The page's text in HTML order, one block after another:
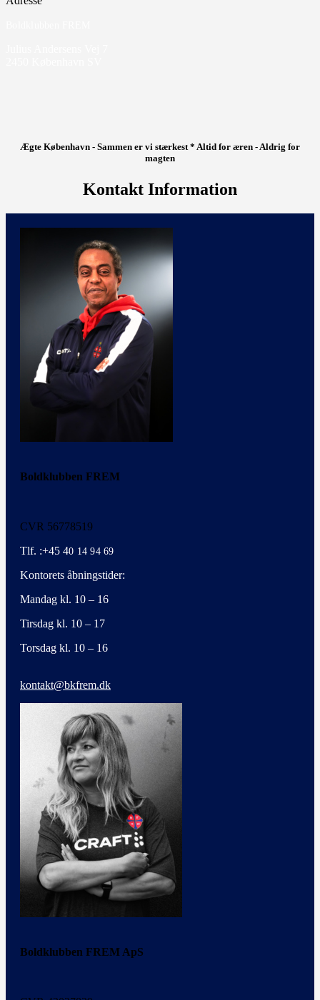
Ægte København - Sammen er vi stærkest * Altid for æren - Aldrig for
magten
Kontakt Information
Boldklubben FREM
CVR 56778519
Tlf. :+45 40 14 94 69
Kontorets åbningstider:
Mandag kl. 10 – 16
Tirsdag kl. 10 – 17
Torsdag kl. 10 – 16
kontakt@bkfrem.dk
Boldklubben FREM ApS